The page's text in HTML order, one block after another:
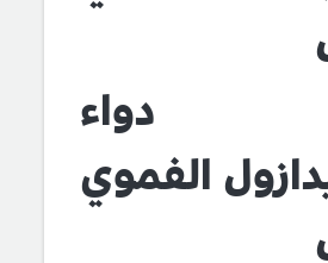
دواء
الفموي